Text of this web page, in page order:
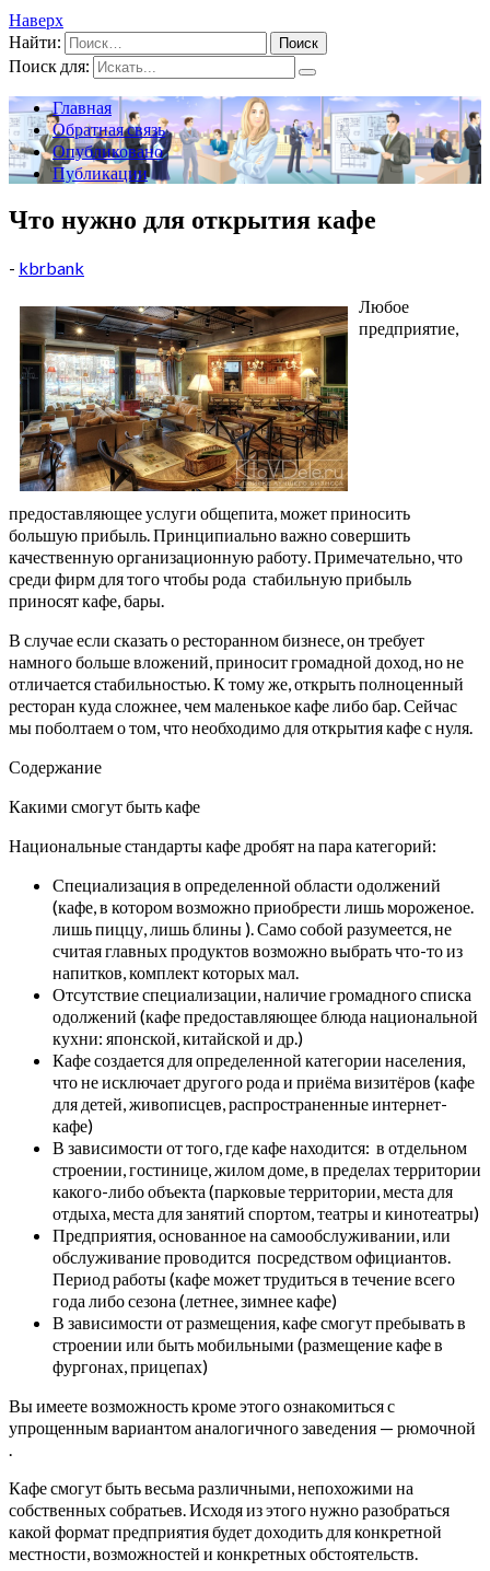
Наверх
Найти:
Поиск для:
Главная
Обратная связь
Опубликовано
Публикации
Что нужно для открытия кафе
- kbrbank
Любое
предприятие,
предоставляющее услуги общепита, может приносить
большую прибыль. Принципиально важно совершить
качественную организационную работу. Примечательно, что
среди фирм для того чтобы рода стабильную прибыль
приносят кафе, бары.
В случае если сказать о ресторанном бизнесе, он требует
намного больше вложений, приносит громадной доход, но не
отличается стабильностью. К тому же, открыть полноценный
ресторан куда сложнее, чем маленькое кафе либо бар. Сейчас
мы поболтаем о том, что необходимо для открытия кафе с нуля.
Содержание
Какими смогут быть кафе
Национальные стандарты кафе дробят на пара категорий:
Специализация в определенной области одолжений
(кафе, в котором возможно приобрести лишь мороженое.
лишь пиццу, лишь блины ). Само собой разумеется, не
считая главных продуктов возможно выбрать что-то из
напитков, комплект которых мал.
Отсутствие специализации, наличие громадного списка
одолжений (кафе предоставляющее блюда национальной
кухни: японской, китайской и др.)
Кафе создается для определенной категории населения,
что не исключает другого рода и приёма визитёров (кафе
для детей, живописцев, распространенные интернет-
кафе)
В зависимости от того, где кафе находится: в отдельном
строении, гостинице, жилом доме, в пределах территории
какого-либо объекта (парковые территории, места для
отдыха, места для занятий спортом, театры и кинотеатры)
Предприятия, основанное на самообслуживании, или
обслуживание проводится посредством официантов.
Период работы (кафе может трудиться в течение всего
года либо сезона (летнее, зимнее кафе)
В зависимости от размещения, кафе смогут пребывать в
строении или быть мобильными (размещение кафе в
фургонах, прицепах)
Вы имеете возможность кроме этого ознакомиться с
упрощенным вариантом аналогичного заведения — рюмочной
.
Кафе смогут быть весьма различными, непохожими на
собственных собратьев. Исходя из этого нужно разобраться
какой формат предприятия будет доходить для конкретной
местности, возможностей и конкретных обстоятельств.